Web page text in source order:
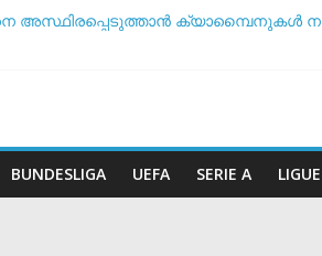
അസ്ഥിരപ്പെടുത്താൻ
BUNDESLIGA UEFA SERIE A